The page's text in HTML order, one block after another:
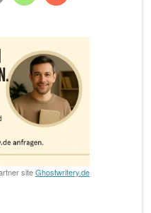
siteGhostwritery.de